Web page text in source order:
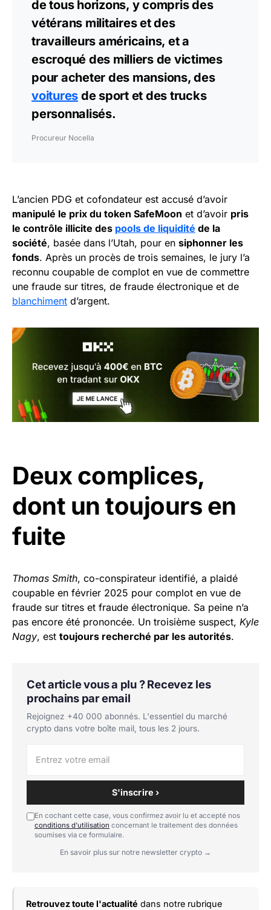
de tous horizons, y compris des
vétérans militaires et des
travailleurs américains, et a
escroqué des milliers de victimes
pour acheter des mansions, des
voitures de sport et des trucks
personnalisés.
Procureur Nocella
L’ancien PDG et cofondateur est accusé d’avoir
manipulé le prix du token SafeMoon et d’avoir pris
le contrôle illicite des pools de liquidité de la
société, basée dans l’Utah, pour en siphonner les
fonds. Après un procès de trois semaines, le jury l’a
reconnu coupable de complot en vue de commettre
une fraude sur titres, de fraude électronique et de
blanchiment d’argent.
Deux complices,
dont un toujours en
fuite
Thomas Smith, co-conspirateur identifié, a plaidé
coupable en février 2025 pour complot en vue de
fraude sur titres et fraude électronique. Sa peine n’a
pas encore été prononcée. Un troisième suspect, Kyle
Nagy, est toujours recherché par les autorités.
Cet article vous a plu ? Recevez les
prochains par email
Rejoignez +40 000 abonnés. L'essentiel du marché
crypto dans votre boîte mail, tous les 2 jours.
S'inscrire ›
En cochant cette case, vous confirmez avoir lu et accepté nos
conditions d'utilisation concernant le traitement des données
soumises via ce formulaire.
En savoir plus sur notre newsletter crypto →
Retrouvez toute l'actualité dans notre rubrique